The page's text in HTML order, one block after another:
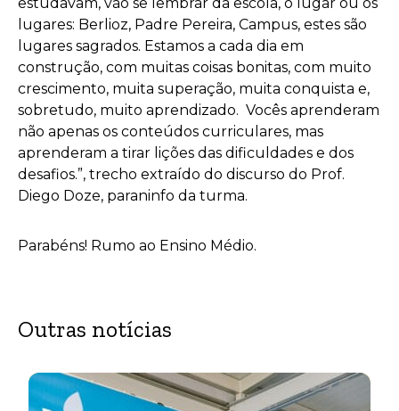
lugares: Berlioz, Padre Pereira, Campus, estes são
lugares sagrados. Estamos a cada dia em
construção, com muitas coisas bonitas, com muito
crescimento, muita superação, muita conquista e,
sobretudo, muito aprendizado. Vocês aprenderam
não apenas os conteúdos curriculares, mas
aprenderam a tirar lições das dificuldades e dos
desafios.”, trecho extraído do discurso do Prof.
Diego Doze, paraninfo da turma.
Parabéns! Rumo ao Ensino Médio.
Outras notícias